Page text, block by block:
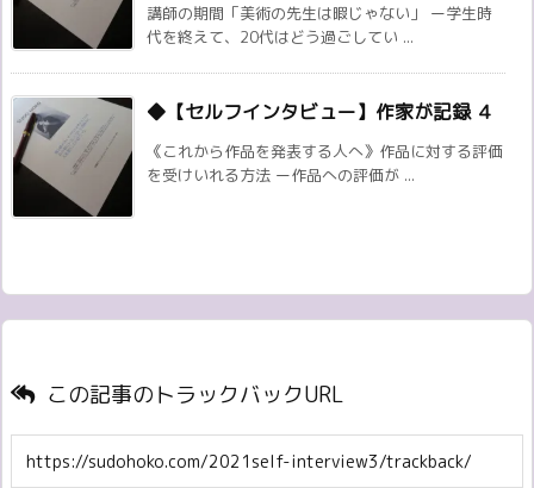
講師の期間「美術の先生は暇じゃない」 ー学生時
代を終えて、20代はどう過ごしてい ...
◆【セルフインタビュー】作家が記録 ４
《これから作品を発表する人へ》作品に対する評価
を受けいれる方法 ー作品への評価が ...
この記事のトラックバックURL